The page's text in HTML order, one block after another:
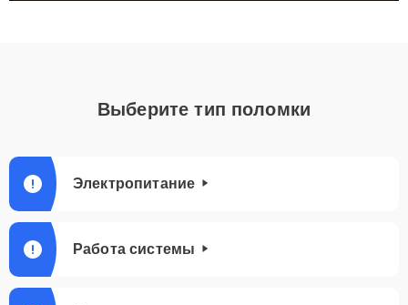
Выберите тип поломки
Электропитание
Работа системы